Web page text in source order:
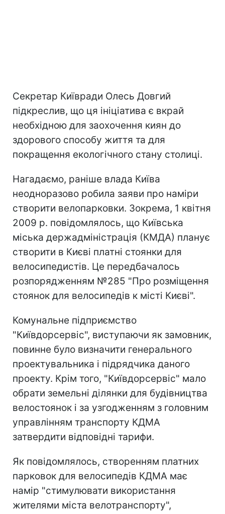
Секретар Київради Олесь Довгий
підкреслив, що ця ініціатива є вкрай
необхідною для заохочення киян до
здорового способу життя та для
покращення екологічного стану столиці.
Нагадаємо, раніше влада Київа
неодноразово робила заяви про наміри
створити велопарковки. Зокрема, 1 квітня
2009 р. повідомлялось, що Київська
міська держадміністрація (КМДА) планує
створити в Києві платні стоянки для
велосипедистів. Це передбачалось
розпорядженням №285 "Про розміщення
стоянок для велосипедів к місті Києві".
Комунальне підприємство
"Київдорсервіс", виступаючи як замовник,
повинне було визначити генерального
проектувальника і підрядчика даного
проекту. Крім того, "Київдорсервіс" мало
обрати земельні ділянки для будівництва
велостоянок і за узгодженням з головним
управлінням транспорту КДМА
затвердити відповідні тарифи.
Як повідомлялось, створенням платних
парковок для велосипедів КДМА має
намір "стимулювати використання
жителями міста велотранспорту",